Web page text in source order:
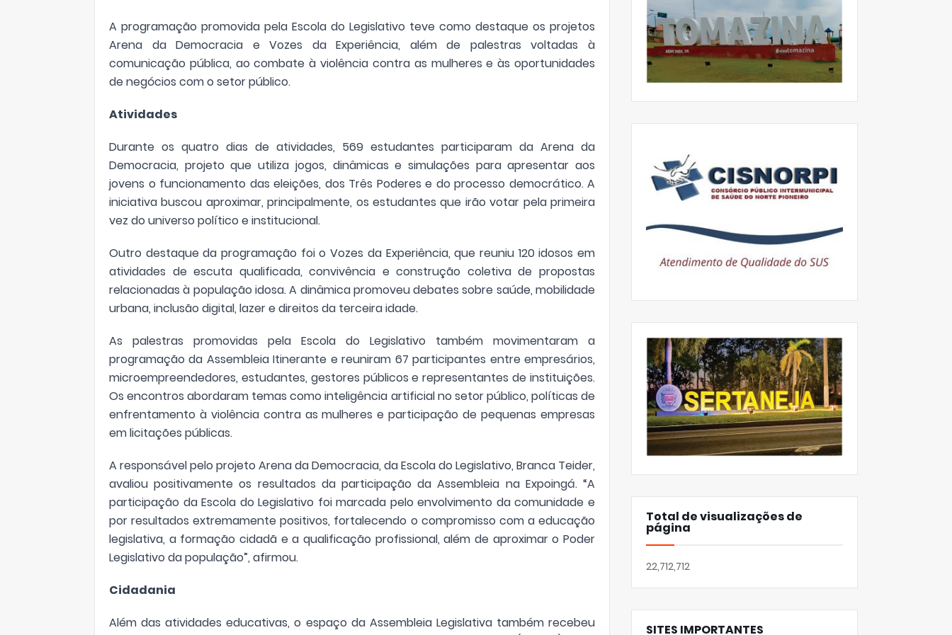
A programação promovida pela Escola do Legislativo teve como destaque os projetos
Arena da Democracia e Vozes da Experiência, além de palestras voltadas à
comunicação pública, ao combate à violência contra as mulheres e às oportunidades
de negócios com o setor público.
Atividades
Durante os quatro dias de atividades, 569 estudantes participaram da Arena da
Democracia, projeto que utiliza jogos, dinâmicas e simulações para apresentar aos
jovens o funcionamento das eleições, dos Três Poderes e do processo democrático. A
iniciativa buscou aproximar, principalmente, os estudantes que irão votar pela primeira
vez do universo político e institucional.
Outro destaque da programação foi o Vozes da Experiência, que reuniu 120 idosos em
atividades de escuta qualificada, convivência e construção coletiva de propostas
relacionadas à população idosa. A dinâmica promoveu debates sobre saúde, mobilidade
urbana, inclusão digital, lazer e direitos da terceira idade.
As palestras promovidas pela Escola do Legislativo também movimentaram a
programação da Assembleia Itinerante e reuniram 67 participantes entre empresários,
microempreendedores, estudantes, gestores públicos e representantes de instituições.
Os encontros abordaram temas como inteligência artificial no setor público, políticas de
enfrentamento à violência contra as mulheres e participação de pequenas empresas
em licitações públicas.
A responsável pelo projeto Arena da Democracia, da Escola do Legislativo, Branca Teider,
avaliou positivamente os resultados da participação da Assembleia na Expoingá. “A
participação da Escola do Legislativo foi marcada pelo envolvimento da comunidade e
por resultados extremamente positivos, fortalecendo o compromisso com a educação
legislativa, a formação cidadã e a qualificação profissional, além de aproximar o Poder
Legislativo da população”, afirmou.
Cidadania
Além das atividades educativas, o espaço da Assembleia Legislativa também recebeu
Total de visualizações de
página
22,712,712
SITES IMPORTANTES